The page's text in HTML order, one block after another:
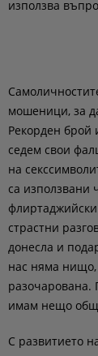
използва
мошеници, за
Рекорден
седем свои
на
са използвани
страстни
донесла и
нас няма
разочарована.
имам нещо
С развитието